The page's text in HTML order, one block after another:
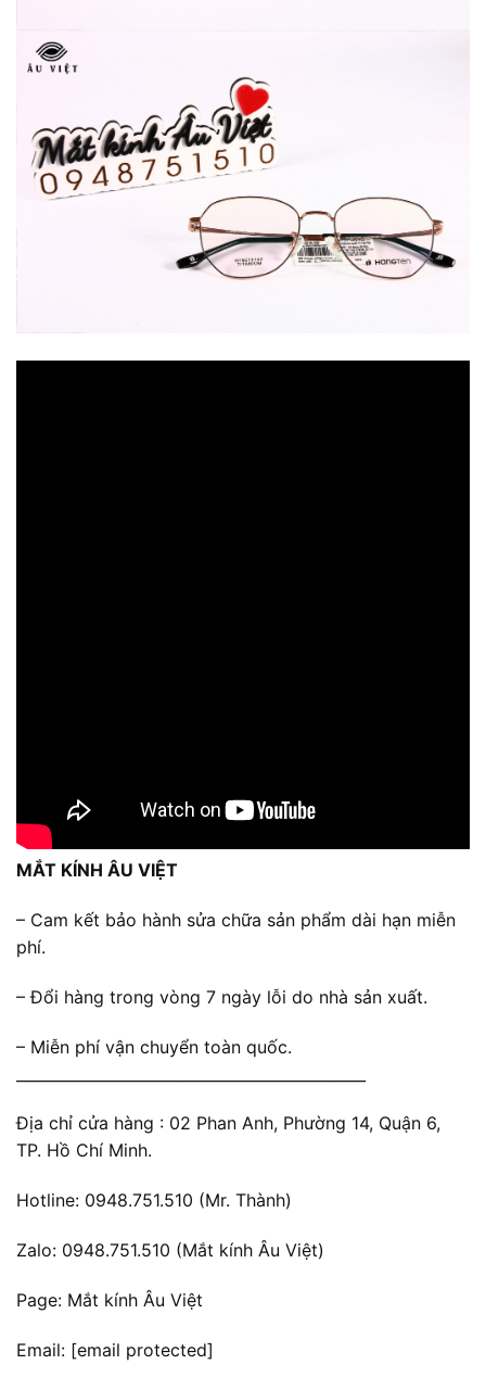
MẮT KÍNH ÂU VIỆT
– Cam kết bảo hành sửa chữa sản phẩm dài hạn miễn
phí.
– Đổi hàng trong vòng 7 ngày lỗi do nhà sản xuất.
– Miễn phí vận chuyển toàn quốc.
Địa chỉ cửa hàng : 02 Phan Anh, Phường 14, Quận 6,
TP. Hồ Chí Minh.
Hotline: 0948.751.510 (Mr. Thành)
Zalo: 0948.751.510 (Mắt kính Âu Việt)
Page: Mắt kính Âu Việt
Email: [email protected]